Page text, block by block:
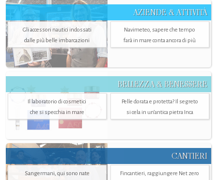
AZIENDE & ATTIVITÀ
Gli accessori nautici indossati
dalle più belle imbarcazioni
Navimeteo, sapere che tempo
farà in mare conta ancora di più
BELLEZZA & BENESSERE
Il laboratorio di cosmetici
che si specchia in mare
Pelle dorata e protetta? Il segreto
si cela in un’antica pietra Inca
CANTIERI
Sangermani, qui sono nate
Fincantieri, raggiungere Net zero